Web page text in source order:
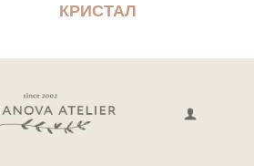
КРИСТАЛ